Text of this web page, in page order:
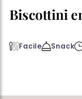
Biscottini
Facile Snack